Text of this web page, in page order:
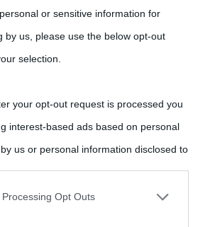
or sensitive information for
by us, please use the below opt-out
selection.
your opt-out request is processed you
interest-based ads based on personal
us or personal information disclosed to
your opt-out.
Opt Outs